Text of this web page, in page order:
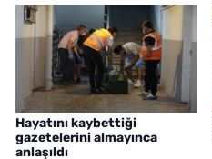
Hayatını kaybettiği
gazetelerini almayınca
anlaşıldı